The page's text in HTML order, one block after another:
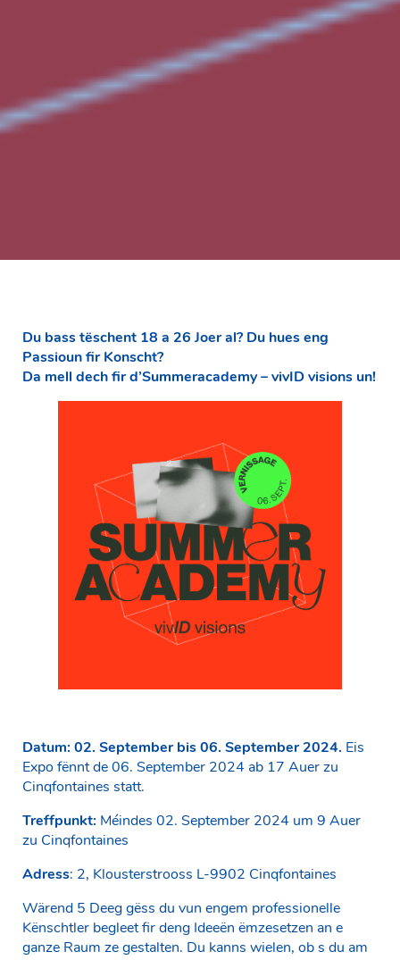
Du bass tëschent 18 a 26 Joer al? Du hues eng
Passioun fir Konscht?
Da mell dech fir d’Summeracademy – vivID visions un!
Datum: 02. September bis 06. September 2024. Eis
Expo fënnt de 06. September 2024 ab 17 Auer zu
Cinqfontaines statt.
Treffpunkt: Méindes 02. September 2024 um 9 Auer
zu Cinqfontaines
Adress: 2, Klousterstrooss L-9902 Cinqfontaines
Wärend 5 Deeg gëss du vun engem professionelle
Kënschtler begleet fir deng Ideeën ëmzesetzen an e
ganze Raum ze gestalten. Du kanns wielen, ob s du am